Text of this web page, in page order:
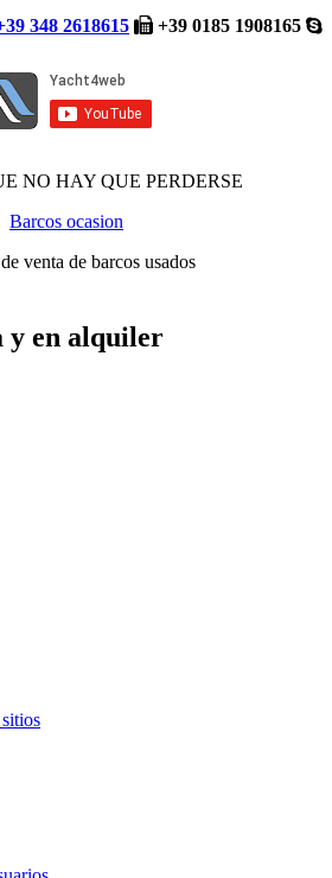
348 2618615
+39 0185 1908165
NO HAY QUE PERDERSE
Barcos ocasion
venta de barcos usados
y en alquiler